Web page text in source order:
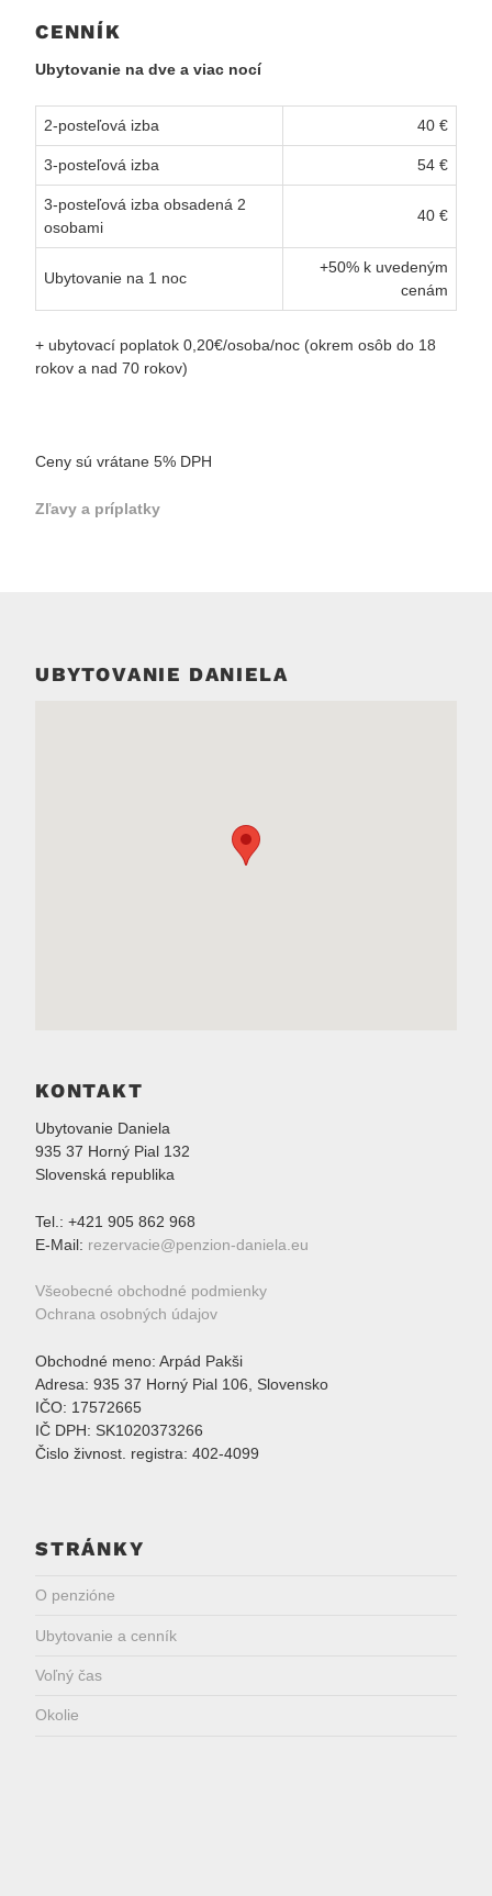
CENNÍK
Ubytovanie na dve a viac nocí
2-posteľová izba 40 €
3-posteľová izba 54 €
3-posteľová izba obsadená 2
osobami
40 €
Ubytovanie na 1 noc
+50% k uvedeným
cenám
+ ubytovací poplatok 0,20€/osoba/noc (okrem osôb do 18
rokov a nad 70 rokov)
Ceny sú vrátane 5% DPH
Zľavy a príplatky
UBYTOVANIE DANIELA
KONTAKT
Ubytovanie Daniela
935 37 Horný Pial 132
Slovenská republika
Tel.: +421 905 862 968
E-Mail: rezervacie@penzion-daniela.eu
Všeobecné obchodné podmienky
Ochrana osobných údajov
Obchodné meno: Arpád Pakši
Adresa: 935 37 Horný Pial 106, Slovensko
IČO: 17572665
IČ DPH: SK1020373266
Čislo živnost. registra: 402-4099
STRÁNKY
O penzióne
Ubytovanie a cenník
Voľný čas
Okolie